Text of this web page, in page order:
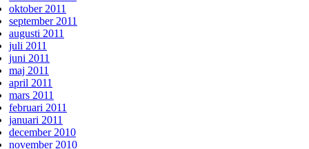
oktober 2011
september 2011
augusti 2011
juli 2011
juni 2011
maj 2011
april 2011
mars 2011
februari 2011
januari 2011
december 2010
november 2010